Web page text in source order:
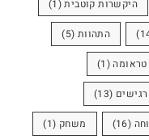
היקשרות קוטבית(1)
התהוות (5)
טראומה(1)
רגישים (13)
(16) משחק (1)